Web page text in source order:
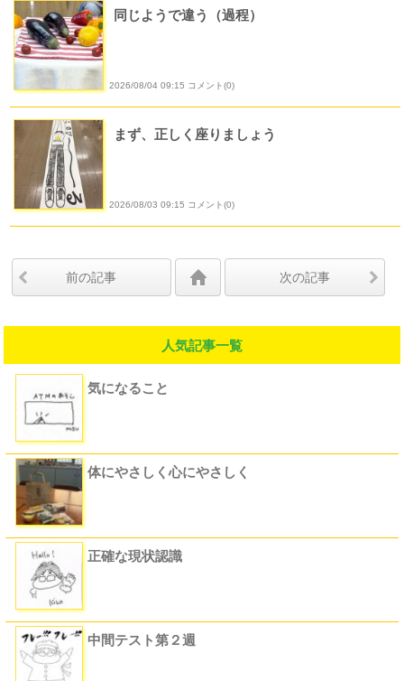
同じようで違う（過程）
2026/08/04 09:15 コメント(0)
まず、正しく座りましょう
2026/08/03 09:15 コメント(0)
前の記事 次の記事
人気記事一覧
気になること
体にやさしく心にやさしく
正確な現状認識
中間テスト第２週